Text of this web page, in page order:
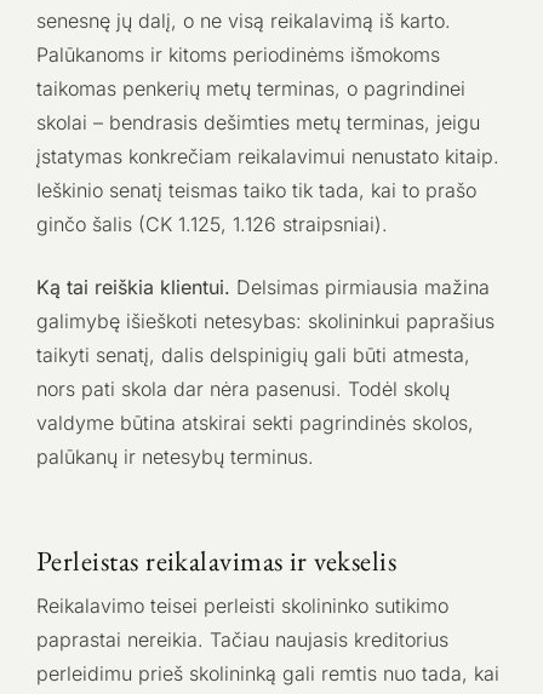
senesnę jų dalį, o ne visą reikalavimą iš karto.
Palūkanoms ir kitoms periodinėms išmokoms
taikomas penkerių metų terminas, o pagrindinei
skolai – bendrasis dešimties metų terminas, jeigu
įstatymas konkrečiam reikalavimui nenustato kitaip.
Ieškinio senatį teismas taiko tik tada, kai to prašo
ginčo šalis (CK 1.125, 1.126 straipsniai).
Ką tai reiškia klientui. Delsimas pirmiausia mažina
galimybę išieškoti netesybas: skolininkui paprašius
taikyti senatį, dalis delspinigių gali būti atmesta,
nors pati skola dar nėra pasenusi. Todėl skolų
valdyme būtina atskirai sekti pagrindinės skolos,
palūkanų ir netesybų terminus.
Perleistas reikalavimas ir vekselis
Reikalavimo teisei perleisti skolininko sutikimo
paprastai nereikia. Tačiau naujasis kreditorius
perleidimu prieš skolininką gali remtis nuo tada, kai